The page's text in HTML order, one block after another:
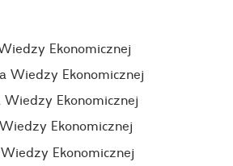
Ekonomicznej
Wiedzy Ekonomicznej
Ekonomicznej
Ekonomicznej
Ekonomicznej